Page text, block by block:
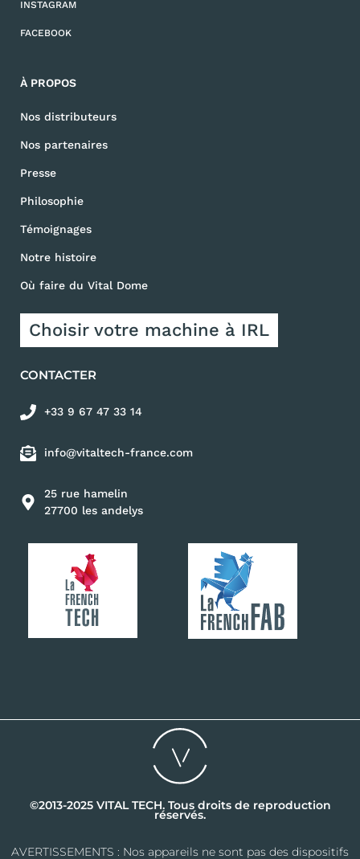
CONTACTER
+33 9 67 47 33 14
info@vitaltech-france.com
25 rue hamelin
27700 les andelys
À PROPOS
Nos distributeurs
Nos partenaires
Presse
Philosophie
Témoignages
Notre histoire
Où faire du Vital Dome
Choisir votre machine à IRL
INSTAGRAM
FACEBOOK
©2013-2025 VITAL TECH. Tous droits de reproduction
réservés.
AVERTISSEMENTS : Nos appareils ne sont pas des dispositifs